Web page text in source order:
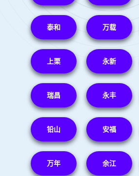
泰和 万载
上栗 永新
瑞昌 永丰
铅山 安福
万年 余江